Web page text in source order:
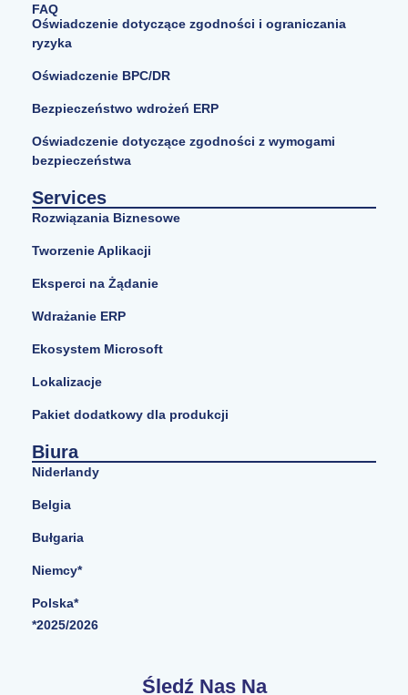
FAQ
Oświadczenie dotyczące zgodności i ograniczania
ryzyka
Oświadczenie BPC/DR
Bezpieczeństwo wdrożeń ERP
Oświadczenie dotyczące zgodności z wymogami
bezpieczeństwa
Services
Rozwiązania Biznesowe
Tworzenie Aplikacji
Eksperci na Żądanie
Wdrażanie ERP
Ekosystem Microsoft
Lokalizacje
Pakiet dodatkowy dla produkcji
Biura
Niderlandy
Belgia
Bułgaria
Niemcy*
Polska*
*2025/2026
Śledź Nas Na